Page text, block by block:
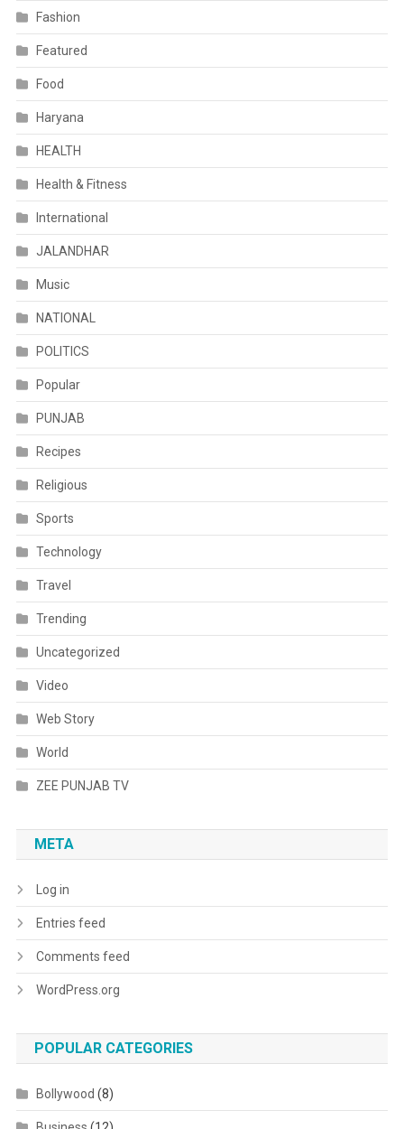
Fashion
Featured
Food
Haryana
HEALTH
Health & Fitness
International
JALANDHAR
Music
NATIONAL
POLITICS
Popular
PUNJAB
Recipes
Religious
Sports
Technology
Travel
Trending
Uncategorized
Video
Web Story
World
ZEE PUNJAB TV
META
Log in
Entries feed
Comments feed
WordPress.org
POPULAR CATEGORIES
Bollywood (8)